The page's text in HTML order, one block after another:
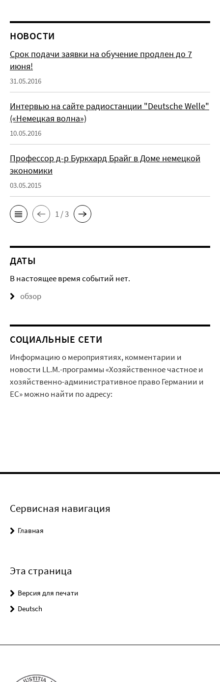
НОВОСТИ
Срок подачи заявки на обучение продлен до 7
июня!
31.05.2016
Интервью на сайте радиостанции "Deutsche Welle"
(«Немецкая волна»)
10.05.2016
Профессор д-р Буркхард Брайг в Доме немецкой
экономики
03.05.2015
1 / 3
ДАТЫ
В настоящее время событий нет.
обзор
СОЦИАЛЬНЫЕ СЕТИ
Информацию о мероприятиях, комментарии и
новости LL.M.-программы «Хозяйственное частное и
хозяйственно-административное право Германии и
ЕС» можно найти по адресу:
Сервисная навигация
Главная
Эта страница
Версия для печати
Deutsch